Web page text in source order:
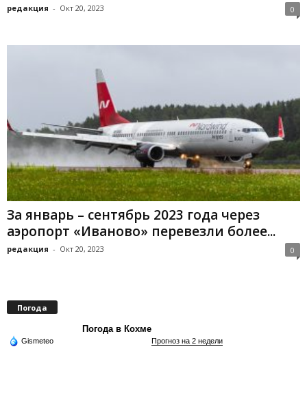
редакция - Окт 20, 2023 0
За январь – сентябрь 2023 года через
аэропорт «Иваново» перевезли более...
редакция - Окт 20, 2023 0
Погода
Погода в Кохме
Gismeteo Прогноз на 2 недели